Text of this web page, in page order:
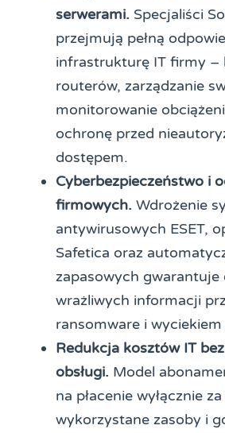
serwerami. Specjaliści
przejmują pełną
infrastrukturę IT firmy –
routerów, zarządzanie
monitorowanie
ochronę przed
dostępem.
Cyberbezpieczeństwo i
firmowych. Wdrożenie
antywirusowych ESET,
Safetica oraz
zapasowych gwarantuje
wrażliwych informacji
ransomware i
Redukcja kosztów IT
obsługi. Model
na płacenie wyłącznie
wykorzystane zasoby i